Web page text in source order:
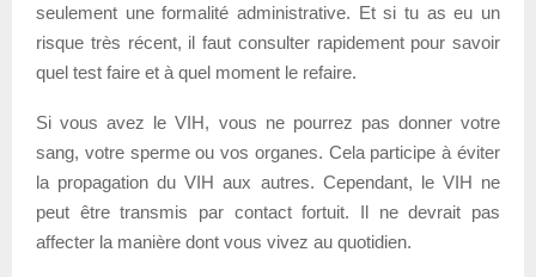
seulement une formalité administrative. Et si tu as eu un
risque très récent, il faut consulter rapidement pour savoir
quel test faire et à quel moment le refaire.
Si vous avez le VIH, vous ne pourrez pas donner votre
sang, votre sperme ou vos organes. Cela participe à éviter
la propagation du VIH aux autres. Cependant, le VIH ne
peut être transmis par contact fortuit. Il ne devrait pas
affecter la manière dont vous vivez au quotidien.